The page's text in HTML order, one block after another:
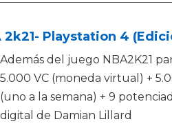
2k21- Playstation 4
Además del juego NBA2K21
5.000 VC (moneda virtual) +
(uno a la semana) + 9
digital de Damian Lillard